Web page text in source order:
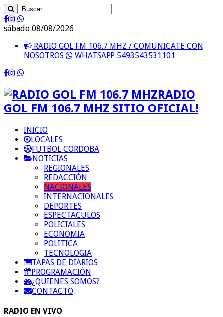
sábado 08/08/2026
RADIO GOL FM 106.7 MHZ / COMUNICATE CON
NOSOTROS
WHATSAPP 5493543531101
RADIO
GOL FM 106.7 MHZ SITIO OFICIAL!
INICIO
LOCALES
FUTBOL CORDOBA
NOTICIAS
REGIONALES
REDACCIÓN
NACIONALES
INTERNACIONALES
DEPORTES
ESPECTACULOS
POLICIALES
ECONOMIA
POLITICA
TECNOLOGIA
TAPAS DE DIARIOS
PROGRAMACIÓN
¿QUIENES SOMOS?
CONTACTO
RADIO EN VIVO